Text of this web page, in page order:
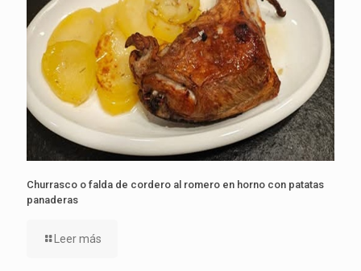
Churrasco o falda de cordero al romero en horno con patatas
panaderas
Leer más